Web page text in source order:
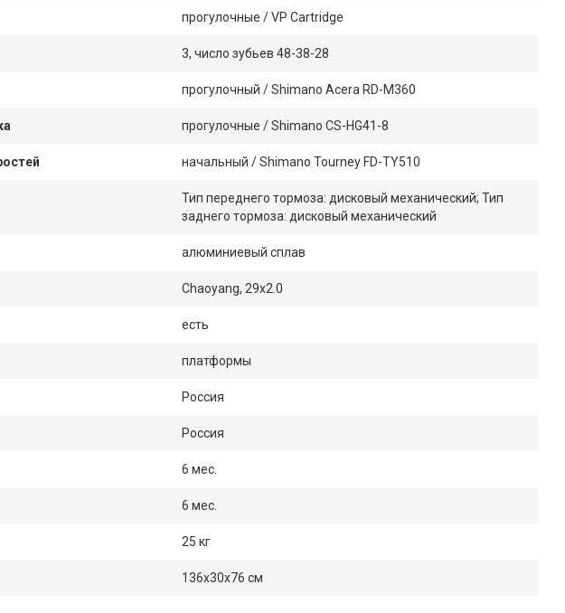
прогулочные / VP Cartridge
3, число зубьев 48-38-28
прогулочный / Shimano Acera RD-M360
прогулочные / Shimano CS-HG41-8
начальный / Shimano Tourney FD-TY510
Тип переднего тормоза: дисковый механический; Тип
заднего тормоза: дисковый механический
алюминиевый сплав
Chaoyang, 29x2.0
есть
платформы
Россия
Россия
6 мес.
6 мес.
25 кг
136x30x76 см